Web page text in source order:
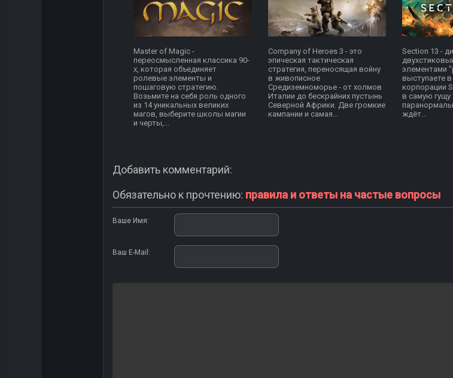
Master of Magic -
переосмысленная классика 90-
х, которая объединяет
ролевые элементы и
пошаговую стратегию.
Возьмите на себя роль одного
из 14 уникальных великих
магов, выберите школы магии
и черты,...
Company of Heroes 3 - это
эпическая тактическая
стратегия, переносящая войну
в живописное
Средиземноморье - от холмов
Италии до бескрайних пустынь
Северной Африки. Две громкие
кампании и самая...
Section 13 -
элементами
выступаете
корпорации
в самую гущу
ждёт...
Добавить комментарий:
Обязательно к прочтению: правила и ответы на частые вопросы
Ваше Имя:
Ваш E-Mail: